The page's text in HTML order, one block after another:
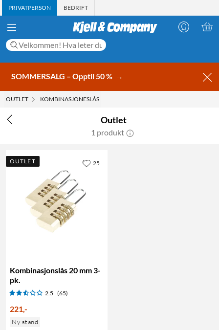
PRIVATPERSON BEDRIFT
SOMMERSALG – Opptil 50 % →
OUTLET KOMBINASJONESLÅS
Outlet
1 produkt
OUTLET
Kombinasjonslås 20 mm 3-
pk.
2.5 (65)
221,-
Ny stand
25